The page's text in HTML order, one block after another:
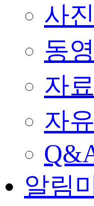
사
동
자
자
알림